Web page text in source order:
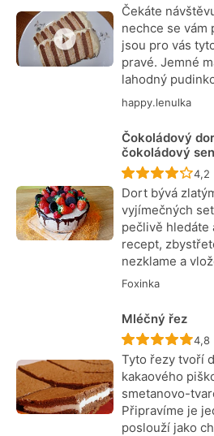
Čekáte
nechce se vám
jsou pro vás
pravé. Jemné
lahodný
happy.lenulka
Čokoládový
čokoládový sen
4,2
Dort bývá
vyjímečných
pečlivě hledáte
recept,
nezklame a
Foxinka
Mléčný řez
4,8
Tyto řezy tvoří
kakaového
smetanovo-
Připravíme je
poslouží jako